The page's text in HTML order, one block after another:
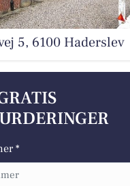
5, 6100 Haderslev
*